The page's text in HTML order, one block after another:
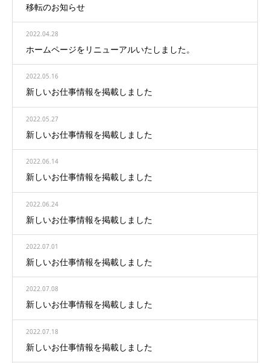
移転のお知らせ
2022.04.28
ホームページをリニューアルいたしました。
2022.05.16
新しいお仕事情報を掲載しました
2022.05.27
新しいお仕事情報を掲載しました
2022.06.14
新しいお仕事情報を掲載しました
2022.06.24
新しいお仕事情報を掲載しました
2022.07.01
新しいお仕事情報を掲載しました
2022.07.08
新しいお仕事情報を掲載しました
2022.07.18
新しいお仕事情報を掲載しました